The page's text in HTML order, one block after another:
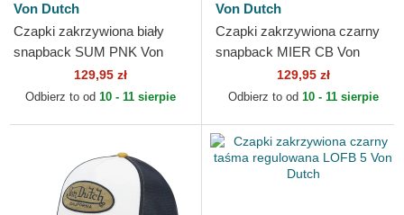
Von Dutch
Czapki zakrzywiona biały
snapback SUM PNK Von
129,95 zł
Odbierz to od 10 - 11 sierpie
Von Dutch
Czapki zakrzywiona czarny
snapback MIER CB Von
129,95 zł
Odbierz to od 10 - 11 sierpie